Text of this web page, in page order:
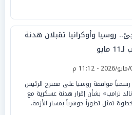
روسيا وأوكرانيا تقبلان هدنة
رسمياً موافقة روسيا على مقترح الرئيس
ترامب» بشأن إقرار هدنة عسكرية مع
تمثل تطوراً جوهرياً بمسار الأزمة.